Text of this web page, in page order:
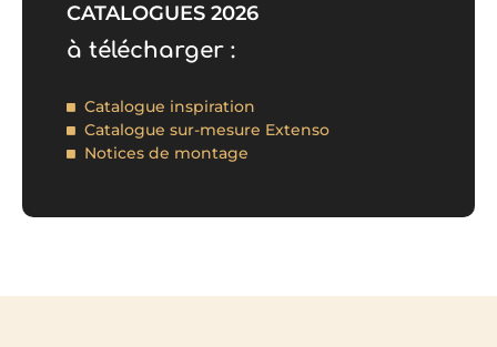
CATALOGUES 2026
à télécharger :
Catalogue inspiration
Catalogue sur-mesure Extenso
Notices de montage